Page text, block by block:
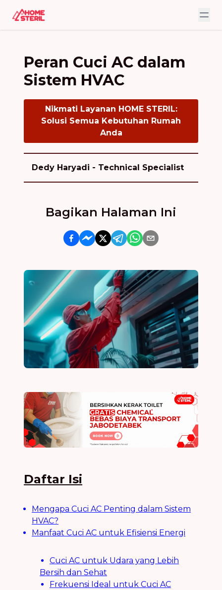
Peran Cuci AC dalam
Sistem HVAC
Nikmati Layanan HOME STERIL:
Solusi Semua Kebutuhan Rumah
Anda
Dedy Haryadi - Technical Specialist
Bagikan Halaman Ini
Daftar Isi
Mengapa Cuci AC Penting dalam Sistem
HVAC?
Manfaat Cuci AC untuk Efisiensi Energi
Cuci AC untuk Udara yang Lebih
Bersih dan Sehat
Frekuensi Ideal untuk Cuci AC